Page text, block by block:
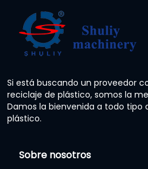
Si está buscando un proveedor
reciclaje de plástico, somos la
Damos la bienvenida a todo tipo
plástico.
Sobre nosotros